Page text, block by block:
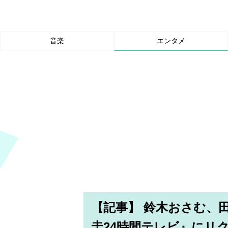
音楽 エンタメ
【記事】 鈴木おさむ、